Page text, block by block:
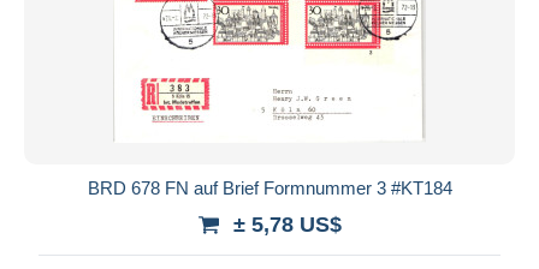
BRD 678 FN auf Brief Formnummer 3 #KT184
± 5,78 US$